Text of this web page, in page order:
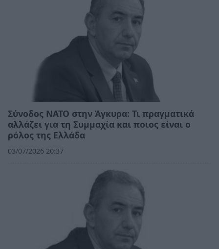
Σύνοδος ΝΑΤΟ στην Άγκυρα: Τι πραγματικά
αλλάζει για τη Συμμαχία και ποιος είναι ο
ρόλος της Ελλάδα
03/07/2026 20:37